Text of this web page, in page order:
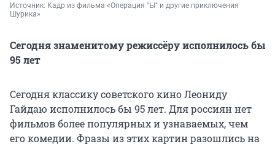
Источник: Кадр из фильма «Операция "Ы" и другие приключения
Шурика»
Сегодня знаменитому режиссёру исполнилось бы
95 лет
Сегодня классику советского кино Леониду
Гайдаю исполнилось бы 95 лет. Для россиян нет
фильмов более популярных и узнаваемых, чем
его комедии. Фразы из этих картин разошлись на